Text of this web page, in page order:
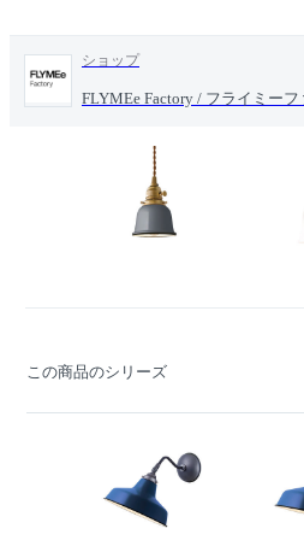
ショップ
FLYMEe Factory / フライミー
この商品のシリーズ